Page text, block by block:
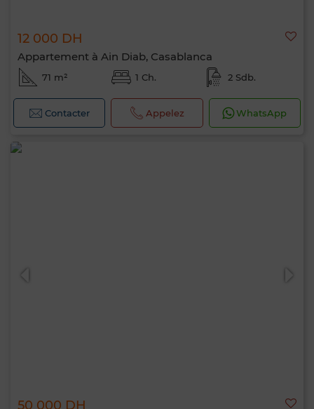
12 000 DH
Appartement à Ain Diab, Casablanca
71 m² 1 Ch. 2 Sdb.
Contacter Appelez WhatsApp
50 000 DH